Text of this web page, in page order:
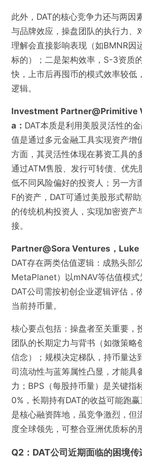
此外，DAT的核心竞争力还与两因
与品牌效应，操盘团队的执行力、
理解会直接影响表现（如BMNR因
标的）；二是架构效率，S-3资质
快，上市后再囤币的模式效率较低
逻辑。
Investment Partner@Primitive
a： DAT本质是利用美股灵活性的
值是通过多元金融工具实现资产增
方面，其灵活性体现在募资工具的
通过ATM售股、发行可转债、优先
低不同风险偏好的投资人；另一方
F的资产，DAT可通过美股形式帮
的传统机构投资人，实现加密资产
接。
Partner@Sora Ventures，Luke
DAT存在两类估值逻辑：成熟头部
MetaPlanet）以mNAV等估值模式
DAT公司需按初创企业逻辑评估，
当前持币量。
核心要点包括：操盘者至关重要，
团队的长期定力与背书（如微策略
信念）；规模决定梯队，持币量达
司流动性与蓝筹属性凸显，才能具
力；BPS（每股持币量）是关键指
0%，长期持有DAT的收益可能跑
是核心融资阵地，虽竞争激烈，但
度全球领先，可整合亚洲优质标的
Q2：DAT公司近期面临的困境传